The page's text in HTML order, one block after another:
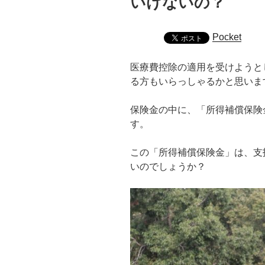
Pocket
医療費控除の適用を受けよう
る方もいらっしゃるかと思いま
保険金の中に、「所得補償保
す。
この「所得補償保険金」は、
いのでしょうか？